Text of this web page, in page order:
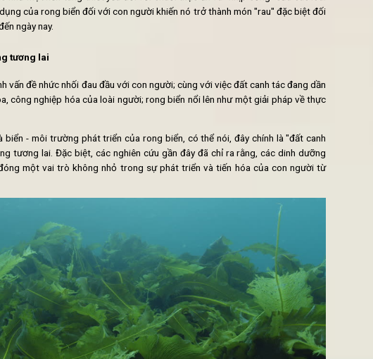
mọc tự do và gây hại đến khu vực xung quanh, rong biển đóng một vai trò
biển. Nó như một nền tàng thiết yếu đối với chuỗi thực ăn và "nhịp sống"
các tác dụng của rong biển đối với con người khiến nó trở thành món "rau"
đại cho đến ngày nay.
trong tương lai
trở thành vấn đề nhức nhối đau đầu với con người; cùng với việc đất canh
đô thị hóa, công nghiệp hóa của loài người; rong biển nổi lên như một giải